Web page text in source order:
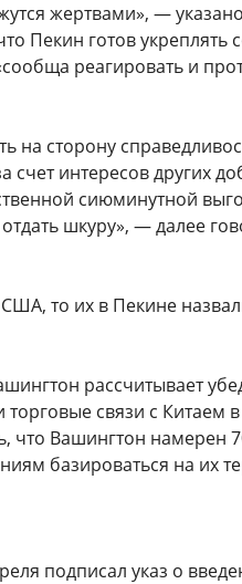
жертвами», —
Пекин готов укреплять
реагировать и
на сторону
интересов других
сиюминутной
шкуру», — далее
США, то их в Пекине
рассчитывает
связи с Китаем
Вашингтон намерен
базироваться на их
подписал указ о